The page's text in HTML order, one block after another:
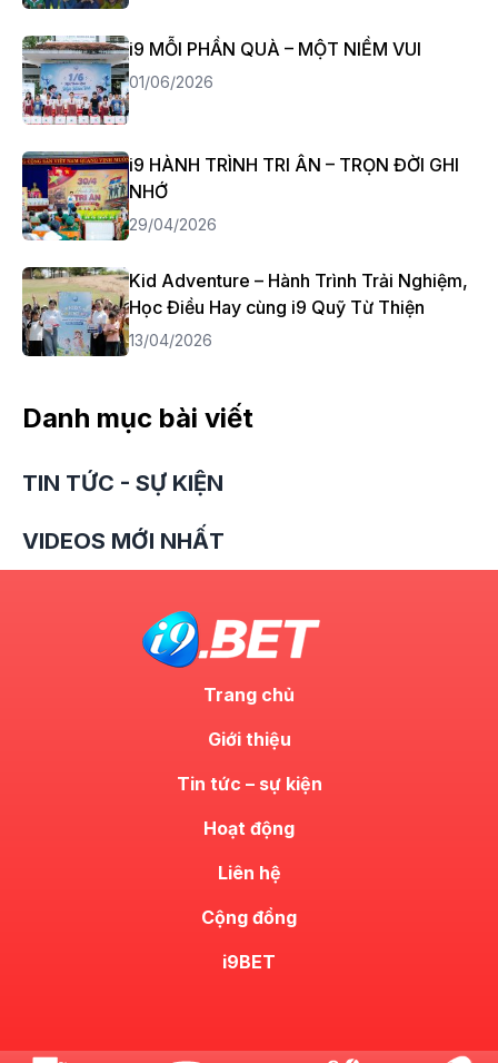
i9 MỖI PHẦN QUÀ – MỘT NIỀM VUI
01/06/2026
i9 HÀNH TRÌNH TRI ÂN – TRỌN ĐỜI GHI
NHỚ
29/04/2026
Kid Adventure – Hành Trình Trải Nghiệm,
Học Điều Hay cùng i9 Quỹ Từ Thiện
13/04/2026
Danh mục bài viết
TIN TỨC - SỰ KIỆN
VIDEOS MỚI NHẤT
Trang chủ
Giới thiệu
Tin tức – sự kiện
Hoạt động
Liên hệ
Cộng đồng
i9BET